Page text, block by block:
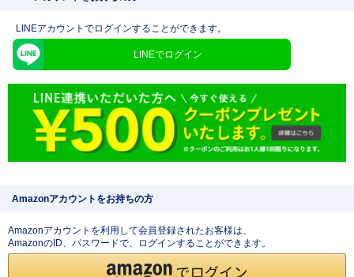
LINEアカウントでログインすることができます。
LINEでログイン
Amazonアカウントをお持ちの方
Amazonアカウントを利用して会員登録されたお客様は、
AmazonのID、パスワードで、ログインすることができます。